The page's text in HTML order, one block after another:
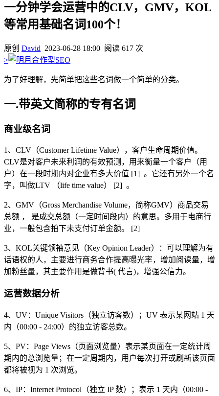
一分钟学会运营中的CLV，GMV，KOL
等常用基础名词100个！
原创 David 2023-06-28 18:00 阅读 617 次
>
为了好理解，先简单把这些名词做一个简单的分类。
一.带英文简称的专有名词
商业级名词
1、CLV（Customer Lifetime Value），客户生命周期价值。
CLV是对客户未来利润的有效预测，用来衡量一个客户（用
户）在一段时期内对企业有多大价值 [1] 。它还有另外一个名
字，叫做LTV （life time value） [2] 。
2、GMV（Gross Merchandise Volume，简称GMV）商品交易
总额 ， 是成交总额（一定时间段内）的意思。多用于电商行
业，一般包含拍下未支付订单金额。 [2]
3、KOL关键领袖意见（Key Opinion Leader）：可以理解为有
话语权的人，主要进行商务合作提高曝光率，增加阅读量，增
加粉丝量，其主要作用是做背书( 代言)，增强公信力。
运营数据分析
4、UV：Unique Visitors（独立访客数）；UV 表示某网站 1 天
内（00:00 - 24:00）的独立访客总数。
5、PV：Page Views（页面浏览量）表示某页面在一定统计周
期内的总浏览量；在一定周期内，用户每次打开或刷新该页面
都将被视为 1 次浏览。
6、IP：Internet Protocol（独立 IP 数）；表示 1 天内（00:00 -